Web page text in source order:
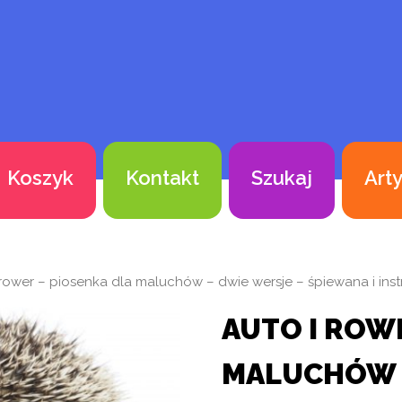
Koszyk Kontakt Szukaj
– piosenka dla maluchów – dwie wersje – śpiewana i
AUTO I